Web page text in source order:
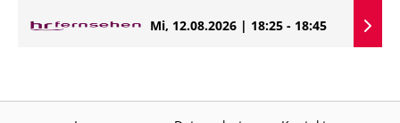
Mi, 12.08.2026 | 18:25 - 18:45